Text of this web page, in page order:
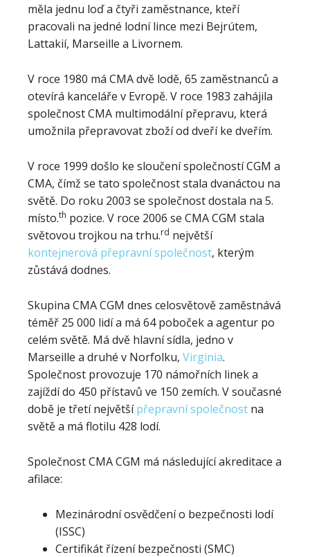
měla jednu loď a čtyři zaměstnance, kteří
pracovali na jedné lodní lince mezi Bejrútem,
Lattakií, Marseille a Livornem.
V roce 1980 má CMA dvě lodě, 65 zaměstnanců a
otevírá kanceláře v Evropě. V roce 1983 zahájila
společnost CMA multimodální přepravu, která
umožnila přepravovat zboží od dveří ke dveřím.
V roce 1999 došlo ke sloučení společností CGM a
CMA, čímž se tato společnost stala dvanáctou na
světě. Do roku 2003 se společnost dostala na 5.
místo.th pozice. V roce 2006 se CMA CGM stala
světovou trojkou na trhu.rd největší
kontejnerová přepravní společnost, kterým
zůstává dodnes.
Skupina CMA CGM dnes celosvětově zaměstnává
téměř 25 000 lidí a má 64 poboček a agentur po
celém světě. Má dvě hlavní sídla, jedno v
Marseille a druhé v Norfolku, Virginia.
Společnost provozuje 170 námořních linek a
zajíždí do 450 přístavů ve 150 zemích. V současné
době je třetí největšípřepravní společnost na
světě a má flotilu 428 lodí.
Společnost CMA CGM má následující akreditace a
afilace:
Mezinárodní osvědčení o bezpečnosti lodí
(ISSC)
Certifikát řízení bezpečnosti (SMC)